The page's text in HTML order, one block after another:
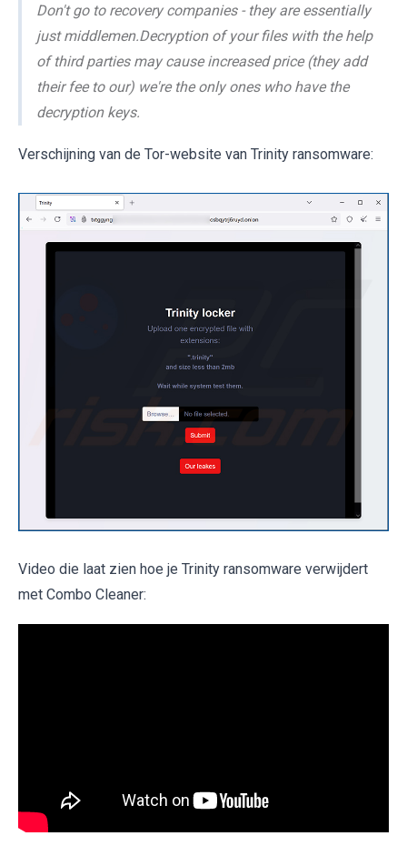
Don't go to recovery companies - they are essentially
just middlemen.Decryption of your files with the help
of third parties may cause increased price (they add
their fee to our) we're the only ones who have the
decryption keys.
Verschijning van de Tor-website van Trinity ransomware:
Video die laat zien hoe je Trinity ransomware verwijdert
met Combo Cleaner: